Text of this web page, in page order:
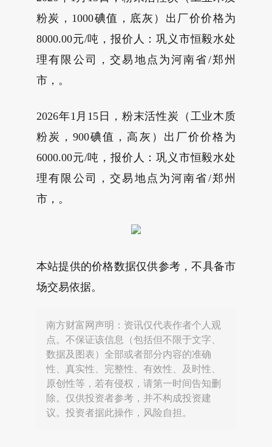
粉炭，1000碘值，底灰）出厂价价格为
8000.00元/吨，报价人：巩义市恒毅水处
理有限公司，交易地点为河南省/郑州
市，。
2026年1月15日，粉末活性炭（工业木质
粉炭，900碘值，高灰）出厂价价格为
6000.00元/吨，报价人：巩义市恒毅水处
理有限公司，交易地点为河南省/郑州
市，。
本站提供的价格数据仅供参考，不具备市
场交易依据。
南方财富网声明：资讯仅代表作者个人观
点。不保证该信息（包括但不限于文字、
数据及图表）全部或者部分内容的准确
性、真实性、完整性、有效性、及时性、
原创性等，若有侵权，请第一时间告知删
除。仅供投资者参考，并不构成投资建
议。投资者据此操作，风险自担。